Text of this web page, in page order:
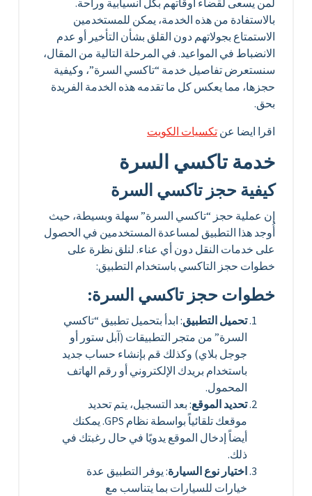
بالاستفادة من هذه الخدمة، يمكن للمستخدمين
الاستمتاع بجولاتهم دون القلق بشأن التأخير أو عدم
الانضباط في المواعيد. في المرحلة التالية من المقال،
سنستعرض تفاصيل خدمة “تاكسي السرة”، وكيفية
حجزها، مما يعكس كل ما تقدمه هذه الخدمة الفريدة
بحق.
اقرا ايضا عنتكسيات الكويت
خدمة تاكسي السرة
كيفية حجز تاكسي السرة
إن عملية حجز “تاكسي السرة” سهلة وبسيطة، حيث
أُوجد هذا التطبيق لمساعدة المستخدمين في الحصول
على خدمات النقل دون أي عناء. لنلق نظرة على
خطوات حجز التاكسي باستخدام التطبيق:
خطوات حجز تاكسي السرة:
تحميل التطبيق: ابدأ بتحميل تطبيق “تاكسي
السرة” من متجر التطبيقات (آبل ستور أو
جوجل بلاي) وكذلك قم بإنشاء حساب جديد
باستخدام بريدك الإلكتروني أو رقم الهاتف
المحمول.
تحديد الموقع: بعد التسجيل، يتم تحديد
موقعك تلقائياً بواسطة نظام GPS. يمكنك
أيضاً إدخال الموقع يدويًا في حال رغبتك في
ذلك.
اختيار نوع السيارة : يوفر التطبيق عدة
خيارات للسيارات بما يتناسب مع